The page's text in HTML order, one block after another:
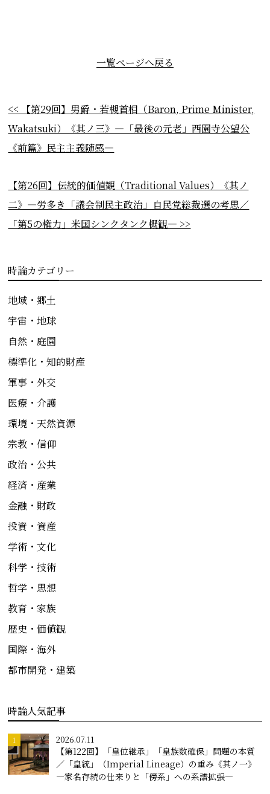
一覧ページへ戻る
<< 【第29回】男爵・若槻首相（Baron, Prime Minister,
Wakatsuki）《其ノ三》―「最後の元老」西園寺公望公
《前篇》民主主義随感―
【第26回】伝統的価値観（Traditional Values）《其ノ
二》―労多き「議会制民主政治」自民党総裁選の考思／
「第5の権力」米国シンクタンク概観― >>
時論カテゴリー
地域・郷土
宇宙・地球
自然・庭園
標準化・知的財産
軍事・外交
医療・介護
環境・天然資源
宗教・信仰
政治・公共
経済・産業
金融・財政
投資・資産
学術・文化
科学・技術
哲学・思想
教育・家族
歴史・価値観
国際・海外
都市開発・建築
時論人気記事
2026.07.11
【第122回】「皇位継承」「皇族数確保」問題の本質
／「皇統」（Imperial Lineage）の重み《其ノ一》
―家名存続の仕来りと「傍系」への系譜拡張―